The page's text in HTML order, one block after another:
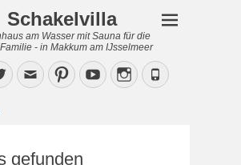
Schakelvilla
am Wasser mit Sauna für die
- in Makkum am IJsselmeer
TwitterEmailPinterestYouTubeInstagram
Phone
gefunden